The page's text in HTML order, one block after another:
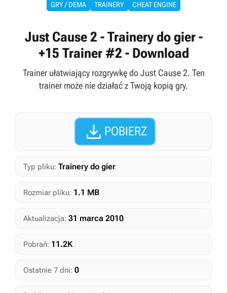
GRY / DEMA
TRAINERY CHEAT ENGINE
Just Cause 2 - Trainery do gier -
+15 Trainer #2 - Download
Trainer ułatwiający rozgrywkę do Just Cause 2. Ten
trainer może nie działać z Twoją kopią gry.
 POBIERZ
Typ pliku: Trainery do gier
Rozmiar pliku: 1.1 MB
Aktualizacja: 31 marca 2010
Pobrań: 11.2K
Ostatnie 7 dni: 0